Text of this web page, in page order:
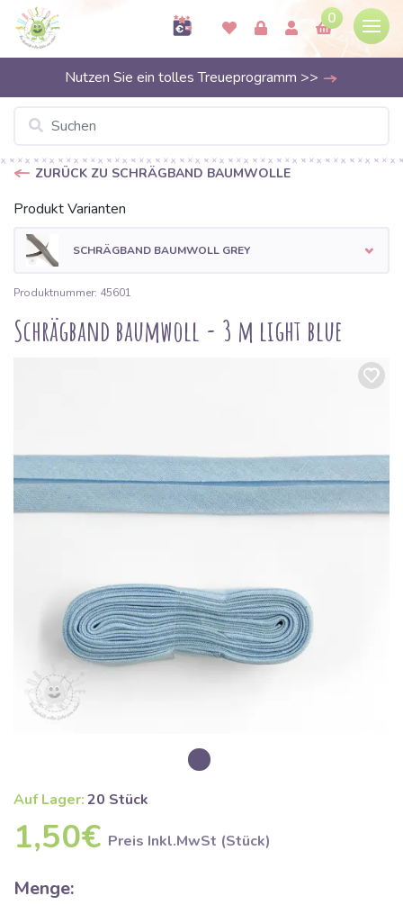
0
Nutzen Sie ein tolles Treueprogramm >>
ZURÜCK ZU SCHRÄGBAND BAUMWOLLE
Produkt Varianten
SCHRÄGBAND BAUMWOLL GREY
Produktnummer: 45601
Schrägband baumwoll - 3 m light blue
Auf Lager:20 Stück
1,50€ Preis Inkl.MwSt (Stück)
Menge: